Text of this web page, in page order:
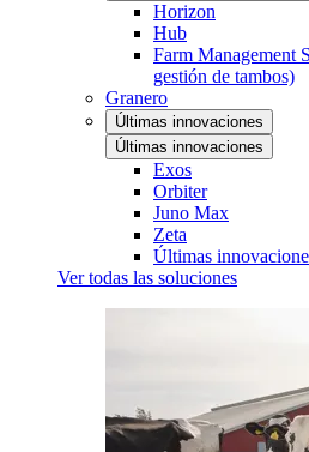
Horizon
Hub
Farm Management
gestión de tambos)
Granero
Últimas innovaciones
Últimas innovaciones
Exos
Orbiter
Juno Max
Zeta
Últimas
Ver todas las soluciones